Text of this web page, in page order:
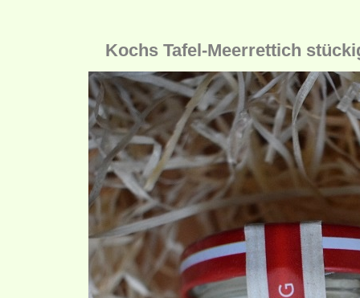
Kochs Tafel-Meerrettich